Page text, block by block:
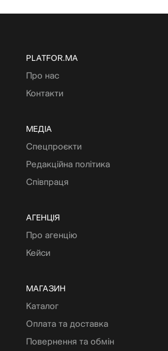
PLATFOR.MA
Про нас
Контакти
МЕДІА
Спецпроєкти
Редакційна політика
Співпраця
АГЕНЦІЯ
Про агенцію
Кейси
МАГАЗИН
Каталог
Оплата та доставка
Повернення та обмін